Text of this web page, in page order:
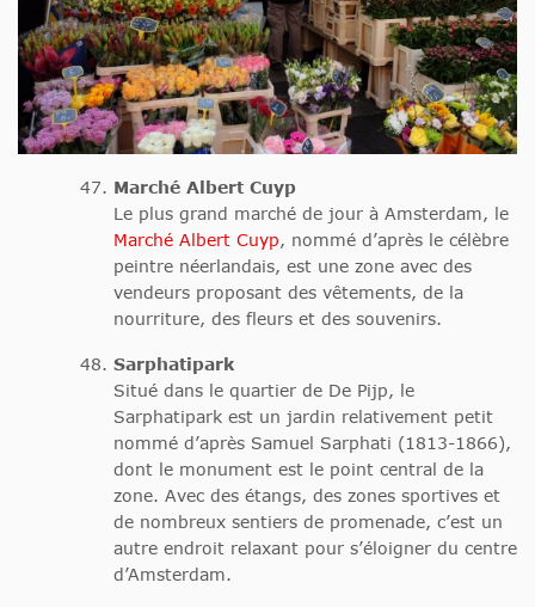
Marché Albert Cuyp
Le plus grand marché de jour à Amsterdam, le
Marché Albert Cuyp, nommé d’après le célèbre
peintre néerlandais, est une zone avec des
vendeurs proposant des vêtements, de la
nourriture, des fleurs et des souvenirs.
Sarphatipark
Situé dans le quartier de De Pijp, le
Sarphatipark est un jardin relativement petit
nommé d’après Samuel Sarphati (1813-1866),
dont le monument est le point central de la
zone. Avec des étangs, des zones sportives et
de nombreux sentiers de promenade, c’est un
autre endroit relaxant pour s’éloigner du centre
d’Amsterdam.